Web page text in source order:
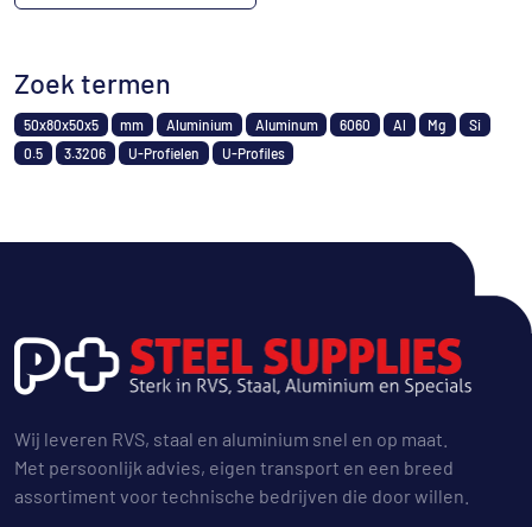
Zoek termen
50x80x50x5 mm Aluminium Aluminum 6060 Al Mg
Si
0.5
3.3206 U-Profielen U-Profiles
Wij leveren RVS, staal en aluminium snel en op maat.
Met persoonlijk advies, eigen transport en een breed
assortiment voor technische bedrijven die door willen.